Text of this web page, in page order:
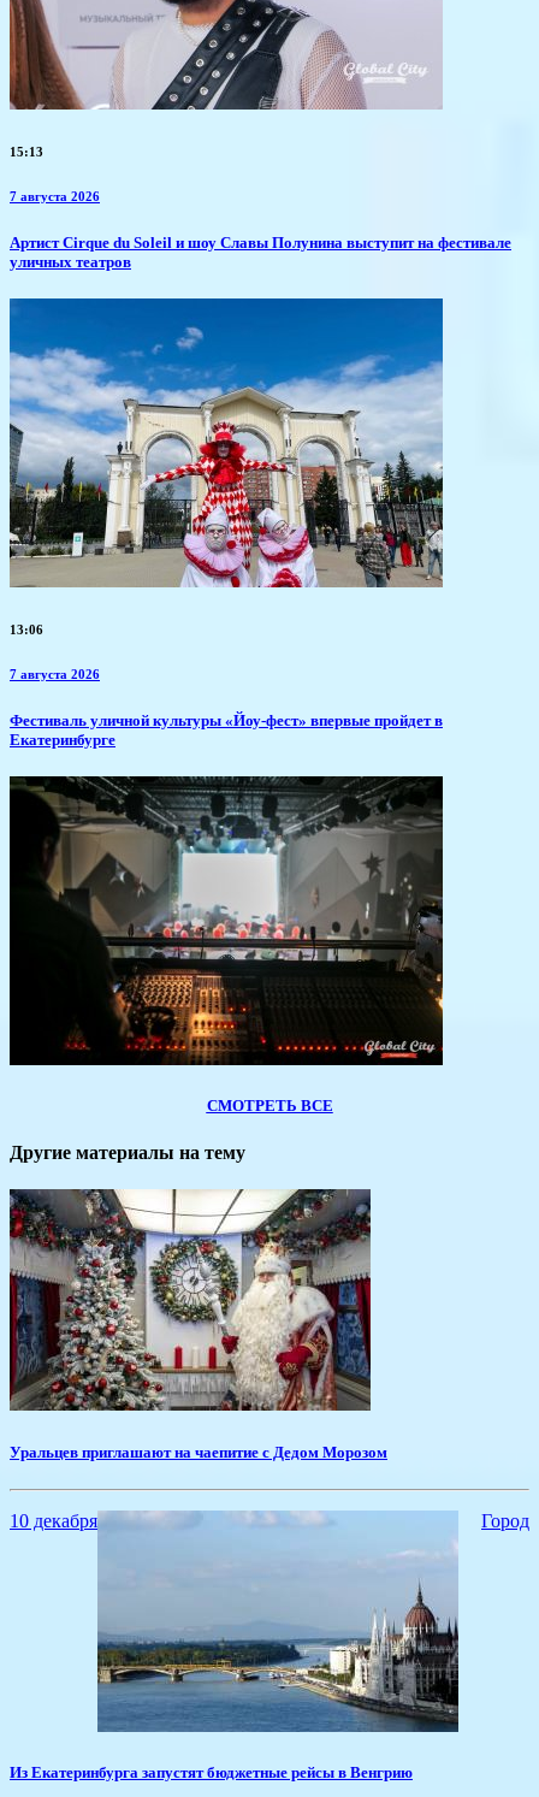
15:13
7 августа 2026
Артист Cirque du Soleil и шоу Славы Полунина выступит на фестивале
уличных театров
13:06
7 августа 2026
​Фестиваль уличной культуры «Йоу-фест» впервые пройдет в
Екатеринбурге
СМОТРЕТЬ ВСЕ
Другие материалы на тему
Уральцев приглашают на чаепитие с Дедом Морозом
10 декабря Город
Из Екатеринбурга запустят бюджетные рейсы в Венгрию